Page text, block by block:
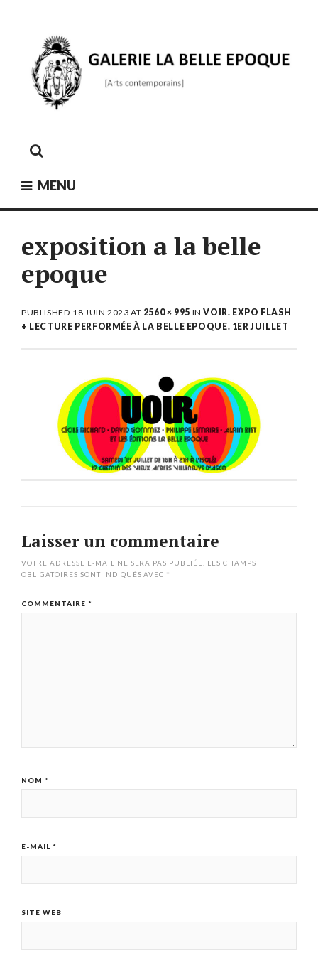
MENU
exposition a la belle
epoque
PUBLISHED 18 JUIN 2023 AT 2560 × 995 INVOIR. EXPO FLASH
+ LECTURE PERFORMÉE À LA BELLE EPOQUE. 1ER JUILLET
Laisser un commentaire
VOTRE ADRESSE E-MAIL NE SERA PAS PUBLIÉE.
LES CHAMPS
OBLIGATOIRES SONT INDIQUÉS AVEC *
COMMENTAIRE *
NOM *
E-MAIL *
SITE WEB